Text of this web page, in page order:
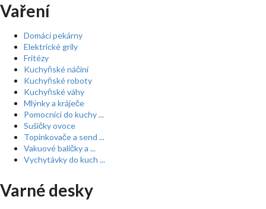
Vaření
Domácí pekárny
Elektrické grily
Fritézy
Kuchyňské náčiní
Kuchyňské roboty
Kuchyňské váhy
Mlýnky a kráječe
Pomocníci do kuchy ...
Sušičky ovoce
Topinkovače a send ...
Vakuové baličky a ...
Vychytávky do kuch ...
Varné desky